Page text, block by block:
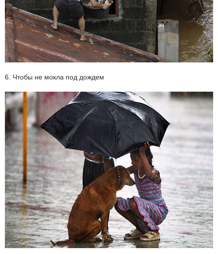
6. Чтобы не мокла под дождем